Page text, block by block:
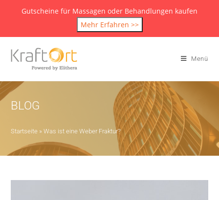
Gutscheine für Massagen oder Behandlungen kaufen
Mehr Erfahren >>
Menü
BLOG
Startseite »Was ist eine Weber Fraktur?